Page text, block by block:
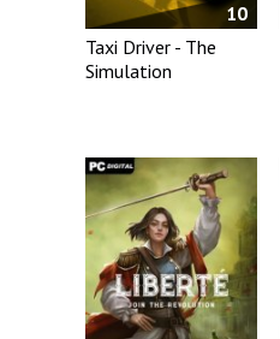
10
Taxi Driver - The
Simulation